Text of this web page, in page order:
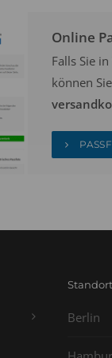
Online
Falls Sie
können
Berlin